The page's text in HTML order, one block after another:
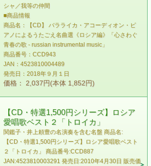
シャ／我等の仲間
■商品情報
商品名：【CD】 バラライカ・アコーディオン・ピ
アノによるうたごえ名曲選《ロシア編》「心さわぐ
青春の歌 - russian instrumental music」
商品番号：CCD943
JAN：4523810004489
発売日：2018年９月１日
価格： 2,037円(本体 1,852円)
【CD・特選1,500円シリーズ】ロシア
愛唱歌ベスト２「トロイカ」
関鑑子・井上頼豊の名演奏を含む名盤 商品名:
【CD・特選1,500円シリーズ】ロシア愛唱歌ベスト
２「トロイカ」 商品番号:CCD887
JAN:4523810003291 発売日:2010年4月30日 販売価